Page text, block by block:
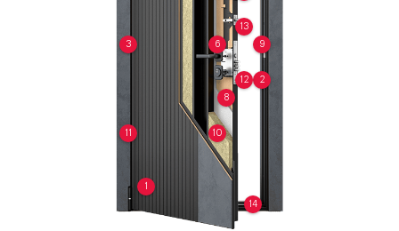
1
2
3 6
8
9
10
11
12
13
14